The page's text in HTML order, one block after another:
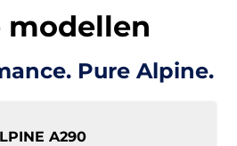
modellen
Pure Alpine.
A290